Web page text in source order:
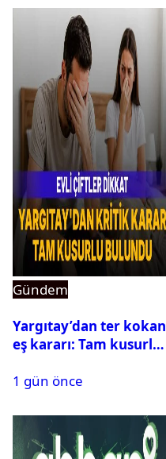
Gündem
Yargıtay’dan ter kokan
eş kararı: Tam kusurlu
1 gün önce